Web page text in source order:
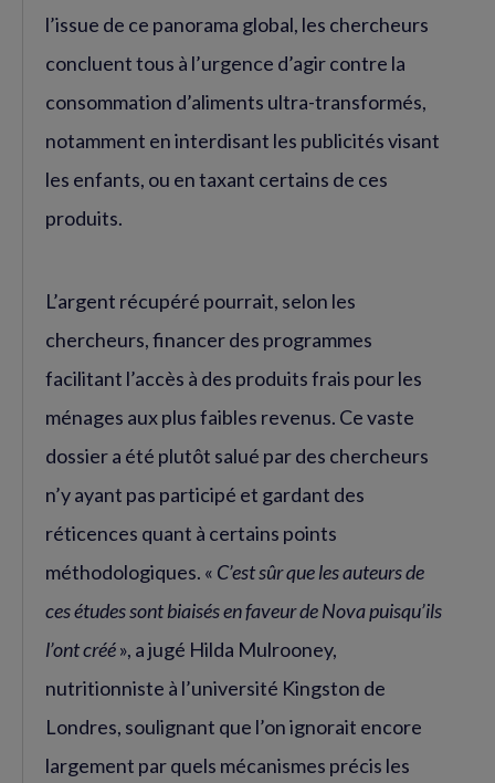
l’issue de ce panorama global, les chercheurs
concluent tous à l’urgence d’agir contre la
consommation d’aliments ultra-transformés,
notamment en interdisant les publicités visant
les enfants, ou en taxant certains de ces
produits.
L’argent récupéré pourrait, selon les
chercheurs, financer des programmes
facilitant l’accès à des produits frais pour les
ménages aux plus faibles revenus. Ce vaste
dossier a été plutôt salué par des chercheurs
n’y ayant pas participé et gardant des
réticences quant à certains points
méthodologiques. « C’est sûr que les auteurs de
ces études sont biaisés en faveur de Nova puisqu’ils
l’ont créé», a jugé Hilda Mulrooney,
nutritionniste à l’université Kingston de
Londres, soulignant que l’on ignorait encore
largement par quels mécanismes précis les